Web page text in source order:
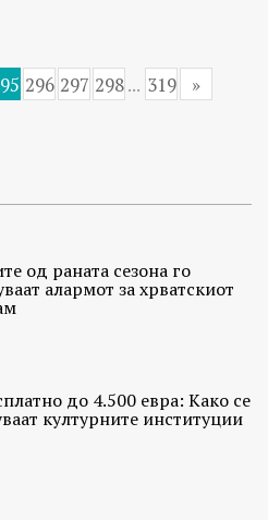
296 297 298... 319 »
од раната сезона го
алармот за хрватскиот
до 4.500 евра: Како се
културните институции